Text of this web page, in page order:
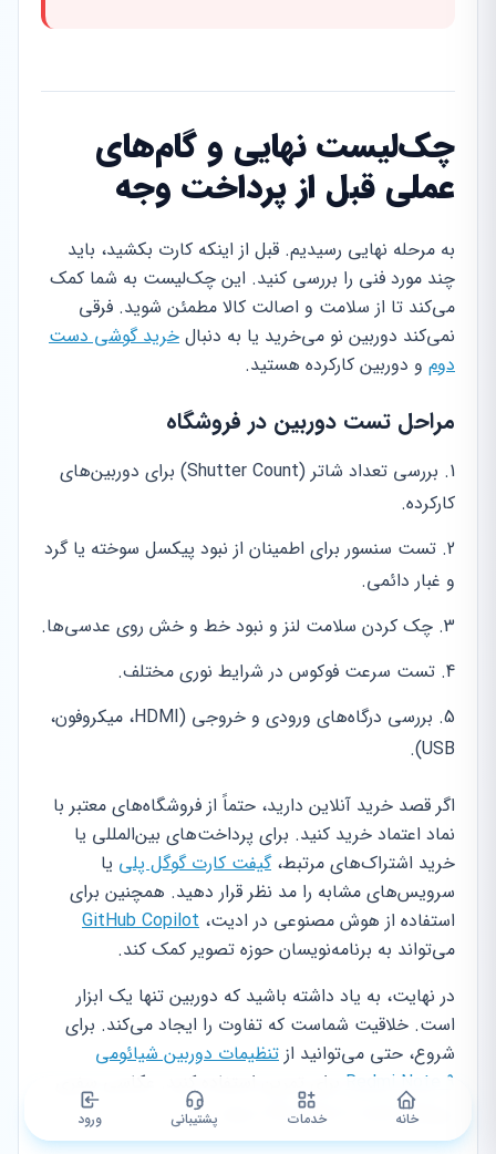
چک‌لیست نهایی و گام‌های
عملی قبل از پرداخت وجه
به مرحله نهایی رسیدیم. قبل از اینکه کارت بکشید، باید
چند مورد فنی را بررسی کنید. این چک‌لیست به شما کمک
می‌کند تا از سلامت و اصالت کالا مطمئن شوید. فرقی
نمی‌کند دوربین نو می‌خرید یا به دنبال خرید گوشی دست
دوم و دوربین کارکرده هستید.
مراحل تست دوربین در فروشگاه
بررسی تعداد شاتر (Shutter Count) برای دوربین‌های
کارکرده.
تست سنسور برای اطمینان از نبود پیکسل سوخته یا گرد
و غبار دائمی.
چک کردن سلامت لنز و نبود خط و خش روی عدسی‌ها.
تست سرعت فوکوس در شرایط نوری مختلف.
بررسی درگاه‌های ورودی و خروجی (HDMI، میکروفون،
USB).
اگر قصد خرید آنلاین دارید، حتماً از فروشگاه‌های معتبر با
نماد اعتماد خرید کنید. برای پرداخت‌های بین‌المللی یا
خرید اشتراک‌های مرتبط،گیفت کارت گوگل پلی یا
سرویس‌های مشابه را مد نظر قرار دهید. همچنین برای
استفاده از هوش مصنوعی در ادیت، GitHub Copilot
می‌تواند به برنامه‌نویسان حوزه تصویر کمک کند.
در نهایت، به یاد داشته باشید که دوربین تنها یک ابزار
است. خلاقیت شماست که تفاوت را ایجاد می‌کند. برای
شروع، حتی می‌توانید از تنظیمات دوربین شیائومی
Redmi Note 9 برای تمرین استفاده کنید. عکاسی سفری
بی‌پایان است، از مسیر لذت ببرید.
خانه خدمات پشتیبانی ورود